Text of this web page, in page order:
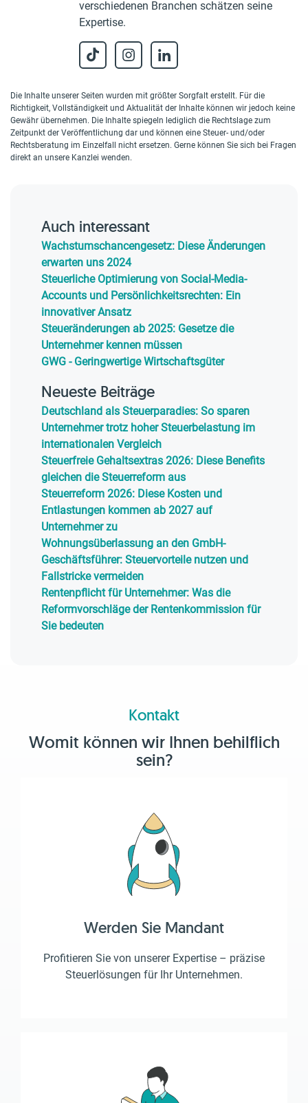
verschiedenen Branchen schätzen seine
Expertise.
Die Inhalte unserer Seiten wurden mit größter Sorgfalt erstellt. Für die
Richtigkeit, Vollständigkeit und Aktualität der Inhalte können wir jedoch keine
Gewähr übernehmen. Die Inhalte spiegeln lediglich die Rechtslage zum
Zeitpunkt der Veröffentlichung dar und können eine Steuer- und/oder
Rechtsberatung im Einzelfall nicht ersetzen. Gerne können Sie sich bei Fragen
direkt an unsere Kanzlei wenden.
Auch interessant
Wachstumschancengesetz: Diese Änderungen
erwarten uns 2024
Steuerliche Optimierung von Social-Media-
Accounts und Persönlichkeitsrechten: Ein
innovativer Ansatz
Steueränderungen ab 2025: Gesetze die
Unternehmer kennen müssen
GWG - Geringwertige Wirtschaftsgüter
Neueste Beiträge
Deutschland als Steuerparadies: So sparen
Unternehmer trotz hoher Steuerbelastung im
internationalen Vergleich
Steuerfreie Gehaltsextras 2026: Diese Benefits
gleichen die Steuerreform aus
Steuerreform 2026: Diese Kosten und
Entlastungen kommen ab 2027 auf
Unternehmer zu
Wohnungsüberlassung an den GmbH-
Geschäftsführer: Steuervorteile nutzen und
Fallstricke vermeiden
Rentenpflicht für Unternehmer: Was die
Reformvorschläge der Rentenkommission für
Sie bedeuten
Kontakt
Womit können wir Ihnen behilflich
sein?
Werden Sie Mandant
Profitieren Sie von unserer Expertise – präzise
Steuerlösungen für Ihr Unternehmen.